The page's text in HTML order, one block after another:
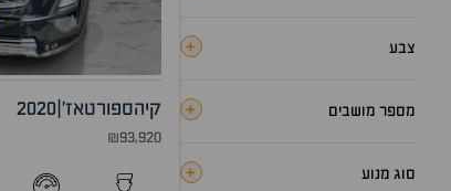
צבע +
מספר מושבים +
סוג מנוע +
קיהספורטאז' 2020
₪93,920